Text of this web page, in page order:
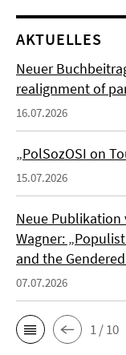
AKTUELLES
Neuer
realignment of
16.07.2026
„PolSozOSI on
15.07.2026
Neue Publikation
Wagner:
and the
07.07.2026
1 / 10